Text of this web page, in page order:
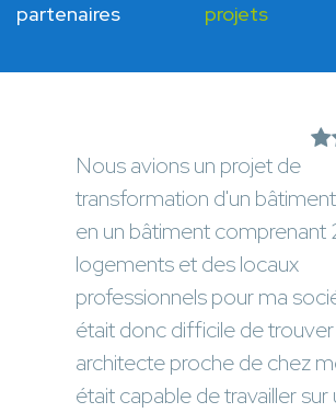
partenaires
projets
Nous avions un projet de
transformation d'un
en un bâtiment comprenant
logements et des locaux
professionnels pour ma
était donc difficile de trouver
architecte proche de chez
était capable de travailler sur